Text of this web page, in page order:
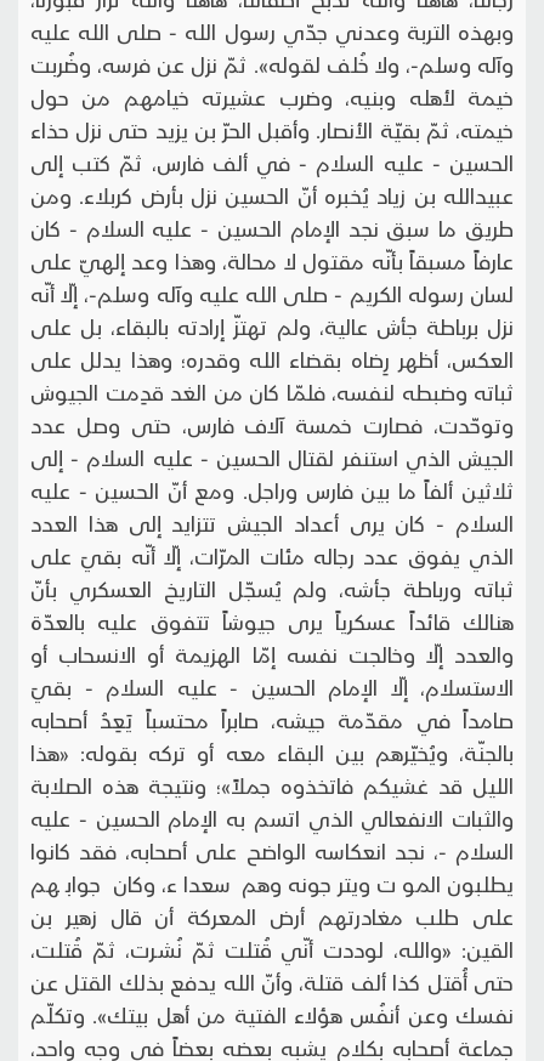
وبهذه التربة وعدني جدّي رسول الله - صلى الله عليه
وآله وسلم-، ولا خُلف لقوله». ثمّ نزل عن فرسه، وضُربت
خيمة لأهله وبنيه، وضرب عشيرته خيامهم من حول
خيمته، ثمّ بقيّة الأنصار. وأقبل الحرّ بن يزيد حتى نزل حذاء
الحسين - عليه السلام - في ألف فارس، ثمّ كتب إلى
عبيدالله بن زياد يُخبره أنّ الحسين نزل بأرض كربلاء. ومن
طريق ما سبق نجد الإمام الحسين - عليه السلام - كان
عارفاً مسبقاً بأنّه مقتول لا محالة، وهذا وعد إلهيّ على
لسان رسوله الكريم - صلى الله عليه وآله وسلم-، إلّا أنّه
نزل برباطة جأش عالية، ولم تهتزّ إرادته بالبقاء، بل على
العكس، أظهر رِضاه بقضاء الله وقدره؛ وهذا يدلل على
ثباته وضبطه لنفسه، فلمّا كان من الغد قدِمت الجيوش
وتوحّدت، فصارت خمسة آلاف فارس، حتى وصل عدد
الجيش الذي استنفر لقتال الحسين - عليه السلام - إلى
ثلاثين ألفاً ما بين فارس وراجل. ومع أنّ الحسين - عليه
السلام - كان يرى أعداد الجيش تتزايد إلى هذا العدد
الذي يفوق عدد رجاله مئات المرّات، إلّا أنّه بقيَ على
ثباته ورباطة جأشه، ولم يُسجّل التاريخ العسكري بأنّ
هنالك قائداً عسكرياً يرى جيوشاً تتفوق عليه بالعدّة
والعدد إلّا وخالجت نفسه إمّا الهزيمة أو الانسحاب أو
الاستسلام، إلّا الإمام الحسين - عليه السلام - بقيَ
صامداً في مقدّمة جيشه، صابراً محتسباً يَعِدُ أصحابه
بالجنّة، ويُخيّرهم بين البقاء معه أو تركه بقوله: «هذا
الليل قد غشيكم فاتخذوه جملاً»؛ ونتيجة هذه الصلابة
والثبات الانفعالي الذي اتسم به الإمام الحسين - عليه
السلام -، نجد انعكاسه الواضح على أصحابه، فقد كانوا
يطلبون الموت ويترجونه وهم سعداء، وكان جوابهم
على طلب مغادرتهم أرض المعركة أن قال زهير بن
القين: «والله، لوددت أنّي قُتلت ثمّ نُشـرت، ثمّ قُتلت،
حتى أُقتل كذا ألف قتلة، وأنّ الله يدفع بذلك القتل عن
نفسك وعن أنفُس هؤلاء الفتية من أهل بيتك». وتكلّم
جماعة أصحابه بكلام يشبه بعضه بعضاً في وجه واحد،